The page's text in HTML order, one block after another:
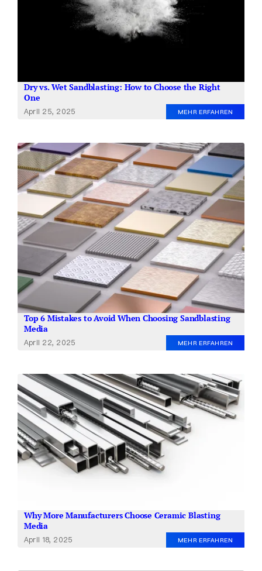
Dry vs. Wet Sandblasting: How to Choose the Right
One
April 25, 2025 MEHR ERFAHREN
Top 6 Mistakes to Avoid When Choosing Sandblasting
Media
April 22, 2025 MEHR ERFAHREN
Why More Manufacturers Choose Ceramic Blasting
Media
April 18, 2025 MEHR ERFAHREN